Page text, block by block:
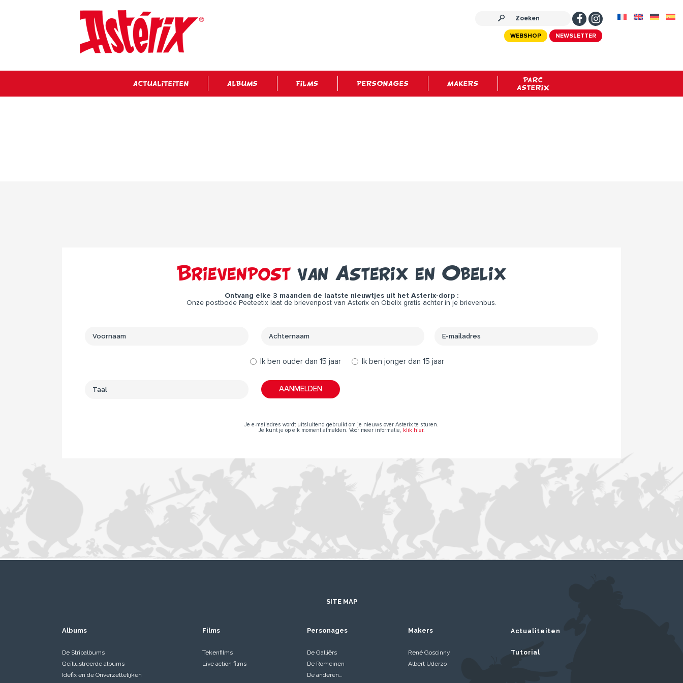
NEWSLETTER
WEBSHOP
ACTUALITEITEN ALBUMS FILMS PERSONAGES MAKERS
PARC
ASTERIX
Brievenpostvan Asterix en Obelix
Ontvang elke 3 maanden de laatste nieuwtjes uit het Asterix-dorp :
Onze postbode Peeteetix laat de brievenpost van Asterix en Obelix gratis achter in je brievenbus.
Ik ben ouder dan 15 jaar Ik ben jonger dan 15 jaar
Je e-mailadres wordt uitsluitend gebruikt om je nieuws over Asterix te sturen.
Je kunt je op elk moment afmelden. Voor meer informatie,
klik hier.
SITE MAP
Albums
De Stripalbums
Geïllustreerde albums
Idefix en de Onverzettelijken
Films
Tekenfilms
Live action films
Personages
De Galliërs
De Romeinen
De anderen…
Makers
René Goscinny
Albert Uderzo
Actualiteiten
Tutorial